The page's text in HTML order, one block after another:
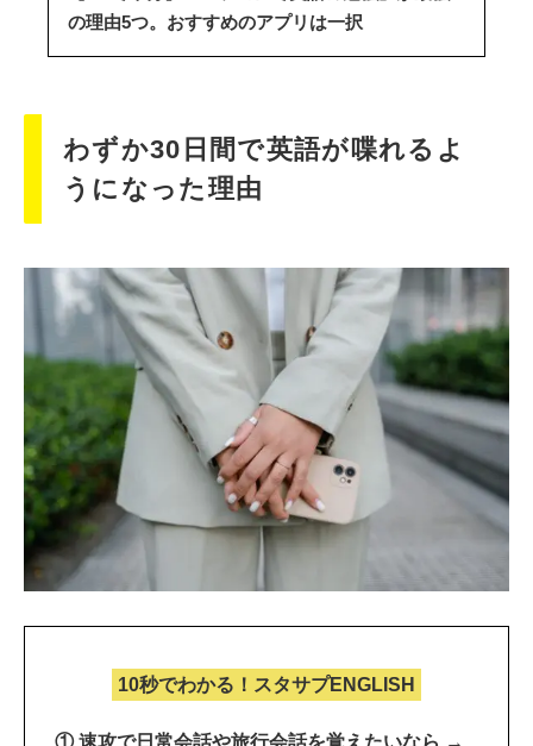
の理由5つ。おすすめのアプリは一択
わずか30日間で英語が喋れるよ
うになった理由
10秒でわかる！スタサプENGLISH
① 速攻で日常会話や旅行会話を覚えたいなら →